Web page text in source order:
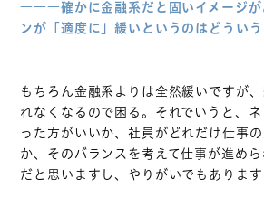
―――確かに金融系だと固いイメージが
ンが「適度に」緩いというのはどうい
もちろん金融系よりは全然緩いですが
れなくなるので困る。それでいうと、
った方がいいか、社員がどれだけ仕事
か、そのバランスを考えて仕事が進め
だと思いますし、やりがいでもあります